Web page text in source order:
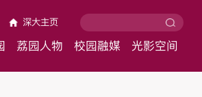
深大主页
荔园人物 校园融媒 光影空间